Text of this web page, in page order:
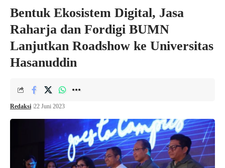
Bentuk Ekosistem Digital, Jasa
Raharja dan Fordigi BUMN
Lanjutkan Roadshow ke Universitas
Hasanuddin
Redaksi 22 Juni 2023